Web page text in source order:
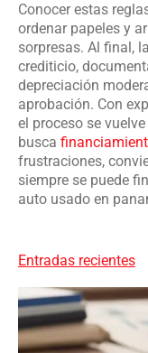
Conocer estas
ordenar papeles y
sorpresas. Al final,
crediticio,
depreciación
aprobación. Con
el proceso se
busca
frustraciones,
siempre se puede
auto usado en
Entradas recientes